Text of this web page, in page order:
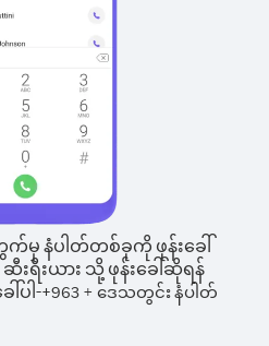
က်မှ နံပါတ်တစ်ခုကို ဖုန်းခေါ်
းရီးယား သို့ ဖုန်းခေါ်ဆိုရန်
ပါ-+963 + ဒေသတွင်း နံပါတ်